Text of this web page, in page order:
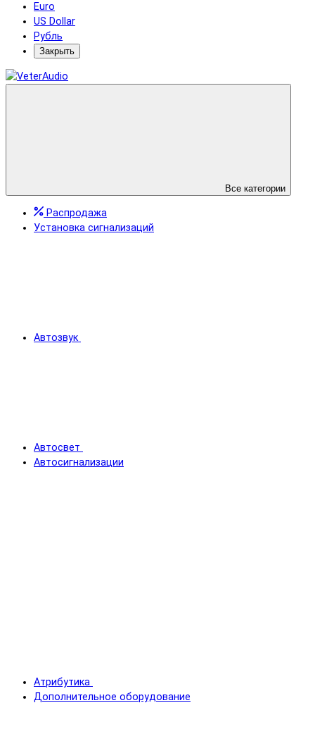
Euro
US Dollar
Рубль
Закрыть
Все категории
Распродажа
Установка сигнализаций
Автозвук
Автосвет
Автосигнализации
Атрибутика
Дополнительное оборудование